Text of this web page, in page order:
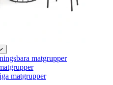
matgrupper
matgrupper